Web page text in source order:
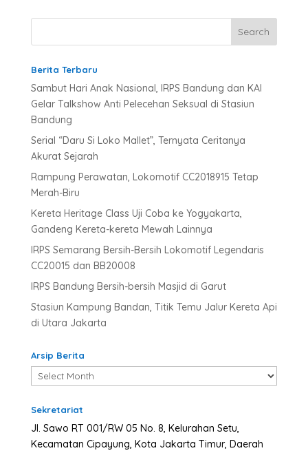
i
v
e
:
Berita Terbaru
Sambut Hari Anak Nasional, IRPS Bandung dan KAI
Gelar Talkshow Anti Pelecehan Seksual di Stasiun
Bandung
Serial “Daru Si Loko Mallet”, Ternyata Ceritanya
Akurat Sejarah
Rampung Perawatan, Lokomotif CC2018915 Tetap
Merah-Biru
Kereta Heritage Class Uji Coba ke Yogyakarta,
Gandeng Kereta-kereta Mewah Lainnya
IRPS Semarang Bersih-Bersih Lokomotif Legendaris
CC20015 dan BB20008
IRPS Bandung Bersih-bersih Masjid di Garut
Stasiun Kampung Bandan, Titik Temu Jalur Kereta Api
di Utara Jakarta
Arsip Berita
Arsip
Berita
Sekretariat
Jl. Sawo RT 001/RW 05 No. 8, Kelurahan Setu,
Kecamatan Cipayung, Kota Jakarta Timur, Daerah